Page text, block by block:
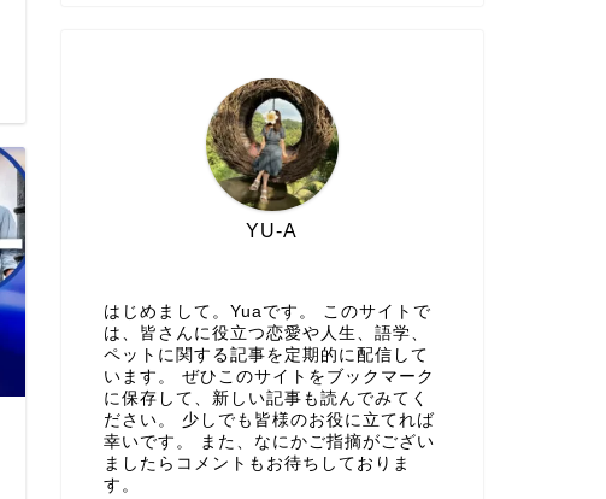
YU-A
はじめまして。Yuaです。 このサイトで
は、皆さんに役立つ恋愛や人生、語学、
ペットに関する記事を定期的に配信して
います。 ぜひこのサイトをブックマーク
に保存して、新しい記事も読んでみてく
ださい。 少しでも皆様のお役に立てれば
幸いです。 また、なにかご指摘がござい
ましたらコメントもお待ちしておりま
す。